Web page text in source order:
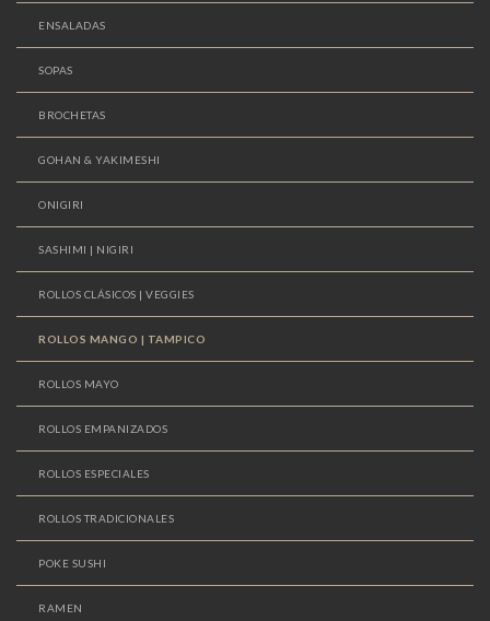
ENSALADAS
SOPAS
BROCHETAS
GOHAN & YAKIMESHI
ONIGIRI
SASHIMI | NIGIRI
ROLLOS CLÁSICOS | VEGGIES
ROLLOS MANGO | TAMPICO
ROLLOS MAYO
ROLLOS EMPANIZADOS
ROLLOS ESPECIALES
ROLLOS TRADICIONALES
POKE SUSHI
RAMEN